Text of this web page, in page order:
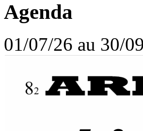
Agenda
01/07/26 au 30/